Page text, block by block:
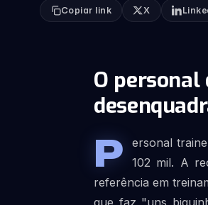
Copiar link X
O
P
ersonal
102 mil. A
referência em
que faz "uns